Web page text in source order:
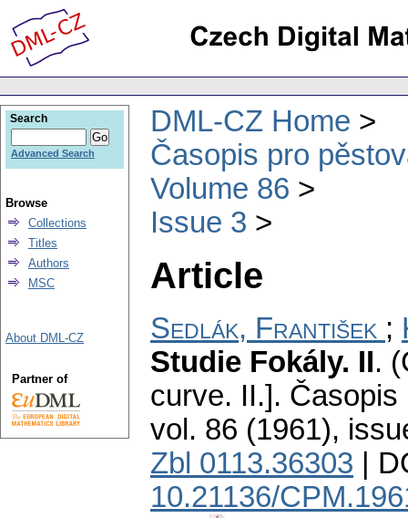
DML-CZ Home
Časopis pro
Volume 86
Issue 3
Article
Sedlák, František ;
Studie Fokály. II.
curve. II.]. Časopis
vol. 86 (1961),
Zbl 0113.36303 |
10.21136/
Search
Advanced Search
Browse
Collections
Titles
Authors
MSC
About DML-CZ
Partner of